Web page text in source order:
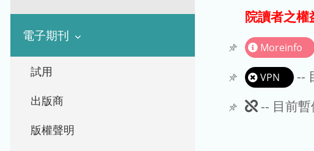
電子期刊
試用
出版商
版權聲明
院讀者之權
Moreinfo
VPN
--
此
-- 目前